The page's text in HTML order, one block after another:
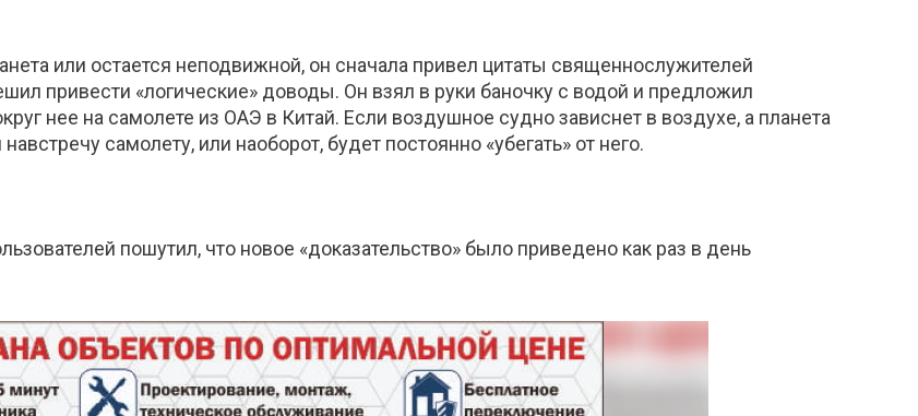
или остается неподвижной, он сначала привел цитаты священнослужителей
привести «логические» доводы. Он взял в руки баночку с водой и предложил
нее на самолете из ОАЭ в Китай. Если воздушное судно зависнет в воздухе, а планета
самолету, или наоборот, будет постоянно «убегать» от него.
пошутил, что новое «доказательство» было приведено как раз в день